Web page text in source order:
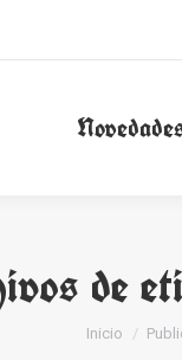
de
Estás
Inicio